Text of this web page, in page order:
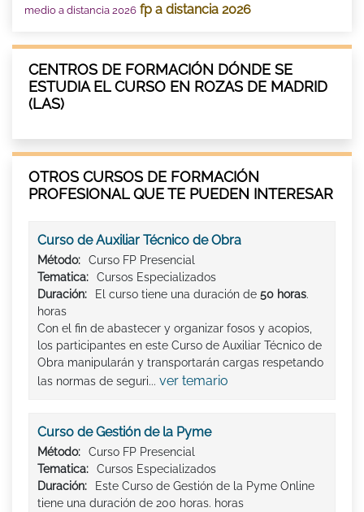
medio a distancia 2026 fp a distancia 2026
CENTROS DE FORMACIÓN DÓNDE SE
ESTUDIA EL CURSO EN ROZAS DE MADRID
(LAS)
OTROS CURSOS DE FORMACIÓN
PROFESIONAL QUE TE PUEDEN INTERESAR
Curso de Auxiliar Técnico de Obra
Método:
Curso FP Presencial
Tematica:
Cursos Especializados
Duración:
El curso tiene una duración de 50 horas.
horas
Con el fin de abastecer y organizar fosos y acopios,
los participantes en este Curso de Auxiliar Técnico de
Obra manipularán y transportarán cargas respetando
las normas de seguri... ver temario
Curso de Gestión de la Pyme
Método:
Curso FP Presencial
Tematica:
Cursos Especializados
Duración:
Este Curso de Gestión de la Pyme Online
tiene una duración de 200 horas. horas